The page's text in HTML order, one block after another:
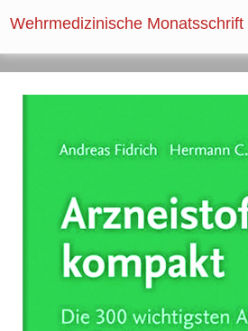
Wehrmedizinische Monatsschrift